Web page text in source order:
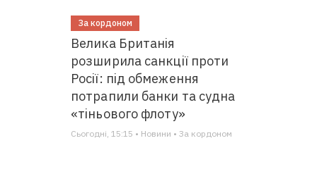
За кордоном
Велика Британія
розширила санкції проти
Росії: під обмеження
потрапили банки та судна
«тіньового флоту»
Сьогодні, 15:15 • Новини • За кордоном